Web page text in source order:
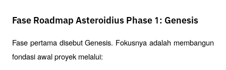
Fase Roadmap Asteroidius Phase 1: Genesis
Fase pertama disebut Genesis. Fokusnya adalah membangun
fondasi awal proyek melalui: